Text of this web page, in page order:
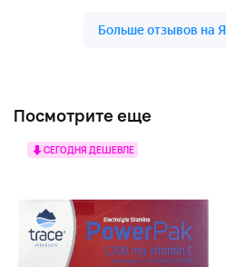
Посмотрите еще
СЕГОДНЯ ДЕШЕВЛЕ